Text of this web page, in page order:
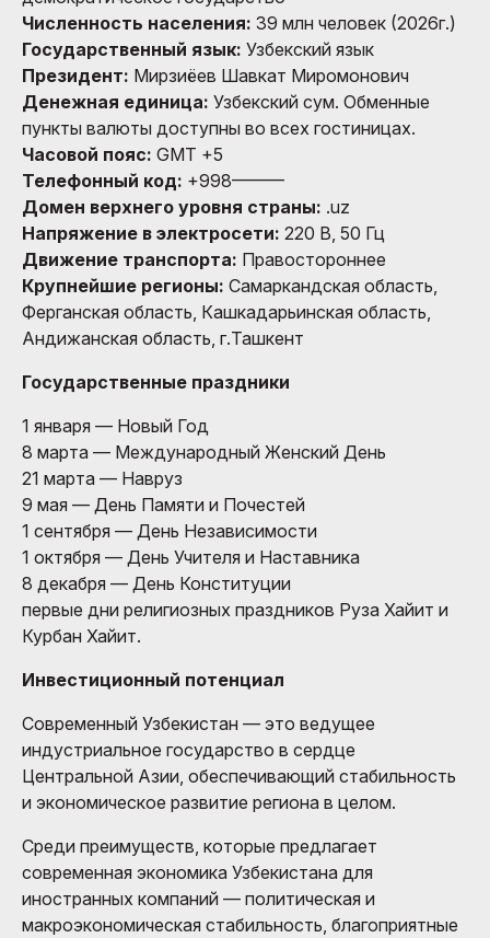
Численность населения: 39 млн человек (2026г.)
Государственный язык: Узбекский язык
Президент: Мирзиёев Шавкат Миромонович
Денежная единица: Узбекский сум. Обменные
пункты валюты доступны во всех гостиницах.
Часовой пояс: GMT +5
Телефонный код: +998———
Домен верхнего уровня страны: .uz
Напряжение в электросети: 220 В, 50 Гц
Движение транспорта: Правостороннее
Крупнейшие регионы: Самаркандская область,
Ферганская область, Кашкадарьинская область,
Андижанская область, г.Ташкент
Государственные праздники
1 января — Новый Год
8 марта — Международный Женский День
21 марта — Навруз
9 мая — День Памяти и Почестей
1 сентября — День Независимости
1 октября — День Учителя и Наставника
8 декабря — День Конституции
первые дни религиозных праздников Руза Хайит и
Курбан Хайит.
Инвестиционный потенциал
Современный Узбекистан — это ведущее
индустриальное государство в сердце
Центральной Азии, обеспечивающий стабильность
и экономическое развитие региона в целом.
Среди преимуществ, которые предлагает
современная экономика Узбекистана для
иностранных компаний — политическая и
макроэкономическая стабильность, благоприятные